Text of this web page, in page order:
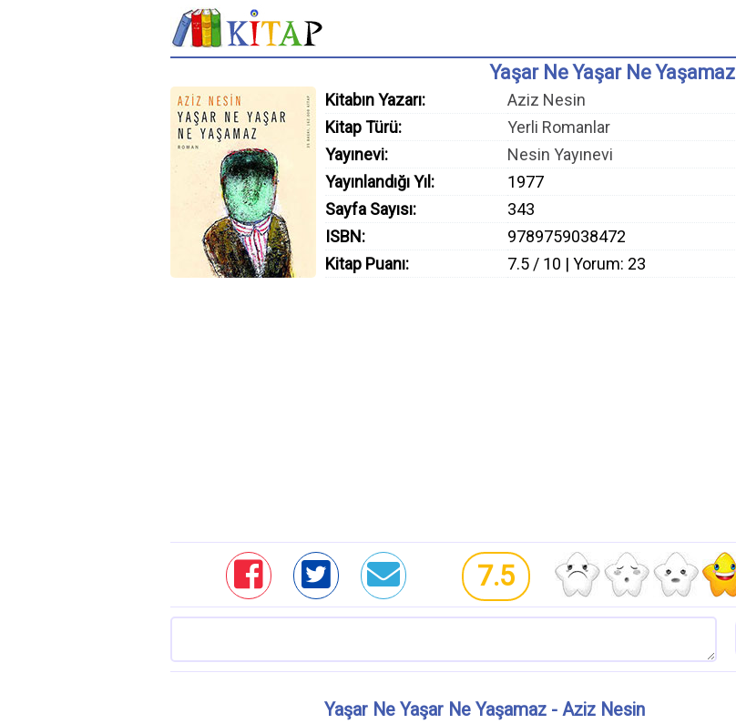
Yaşar Ne Yaşar Ne Yaşamaz
Kitabın Yazarı:
Aziz Nesin
Kitap Türü:
Yerli Romanlar
Yayınevi:
Nesin Yayınevi
Yayınlandığı Yıl:
1977
Sayfa Sayısı:
343
ISBN:
9789759038472
Kitap Puanı:
7.5 / 10 | Yorum: 23
7.5
Yaşar Ne Yaşar Ne Yaşamaz - Aziz Nesin